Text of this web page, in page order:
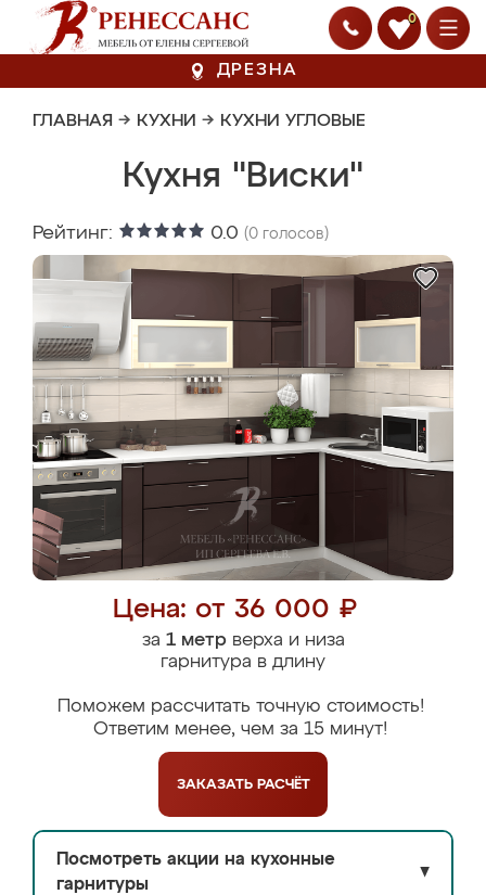
0
ДРЕЗНА
ГЛАВНАЯ → КУХНИ → КУХНИ УГЛОВЫЕ
Кухня "Виски"
Рейтинг: 0.0 (0 голосов)
Цена: от 36 000 ₽
за 1 метрверха и низа
гарнитура в длину
Поможем рассчитать точную стоимость!
Ответим менее, чем за 15 минут!
ЗАКАЗАТЬ РАСЧЁТ
Посмотреть акции на кухонные
гарнитуры
▼